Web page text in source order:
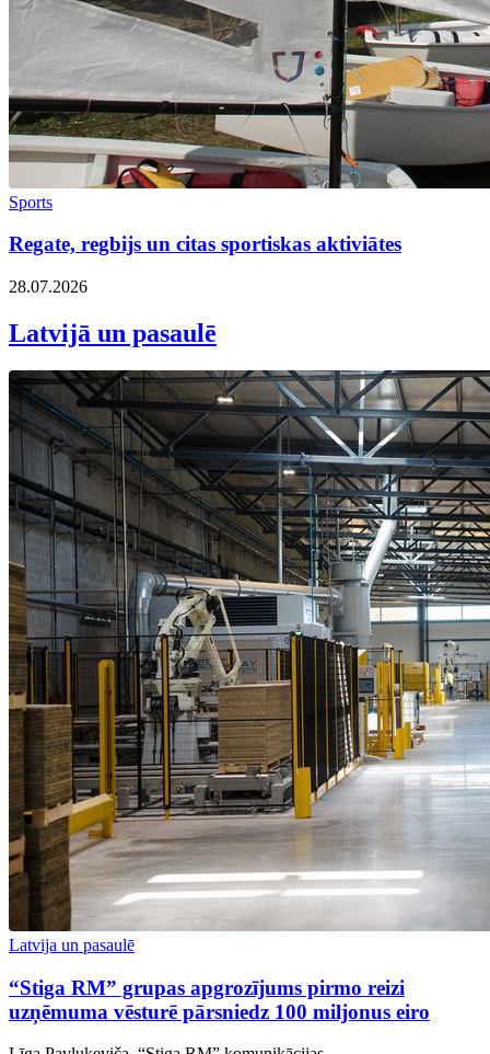
Sports
Regate, regbijs un citas sportiskas aktiviātes
28.07.2026
Latvijā un pasaulē
Latvija un pasaulē
“Stiga RM” grupas apgrozījums pirmo reizi
uzņēmuma vēsturē pārsniedz 100 miljonus eiro